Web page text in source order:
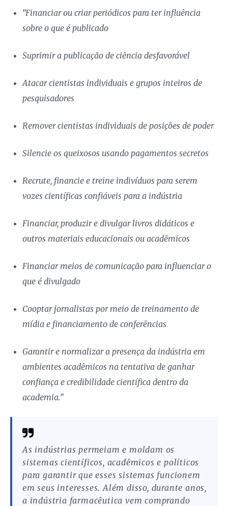
“Financiar ou criar periódicos para ter influência
sobre o que é publicado
Suprimir a publicação de ciência desfavorável
Atacar cientistas individuais e grupos inteiros de
pesquisadores
Remover cientistas individuais de posições de poder
Silencie os queixosos usando pagamentos secretos
Recrute, financie e treine indivíduos para serem
vozes científicas confiáveis ​​para a indústria
Financiar, produzir e divulgar livros didáticos e
outros materiais educacionais ou acadêmicos
Financiar meios de comunicação para influenciar o
que é divulgado
Cooptar jornalistas por meio de treinamento de
mídia e financiamento de conferências
Garantir e normalizar a presença da indústria em
ambientes acadêmicos na tentativa de ganhar
confiança e credibilidade científica dentro da
academia.”
As indústrias permeiam e moldam os
sistemas científicos, acadêmicos e políticos
para garantir que esses sistemas funcionem
em seus interesses. Além disso, durante anos,
a indústria farmacêutica vem comprando